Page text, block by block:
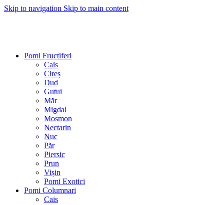
Skip to navigation Skip to main content
Pomi Fructiferi
Cais
Cireș
Dud
Gutui
Măr
Migdal
Mosmon
Nectarin
Nuc
Păr
Piersic
Prun
Vișin
Pomi Exotici
Pomi Columnari
Cais